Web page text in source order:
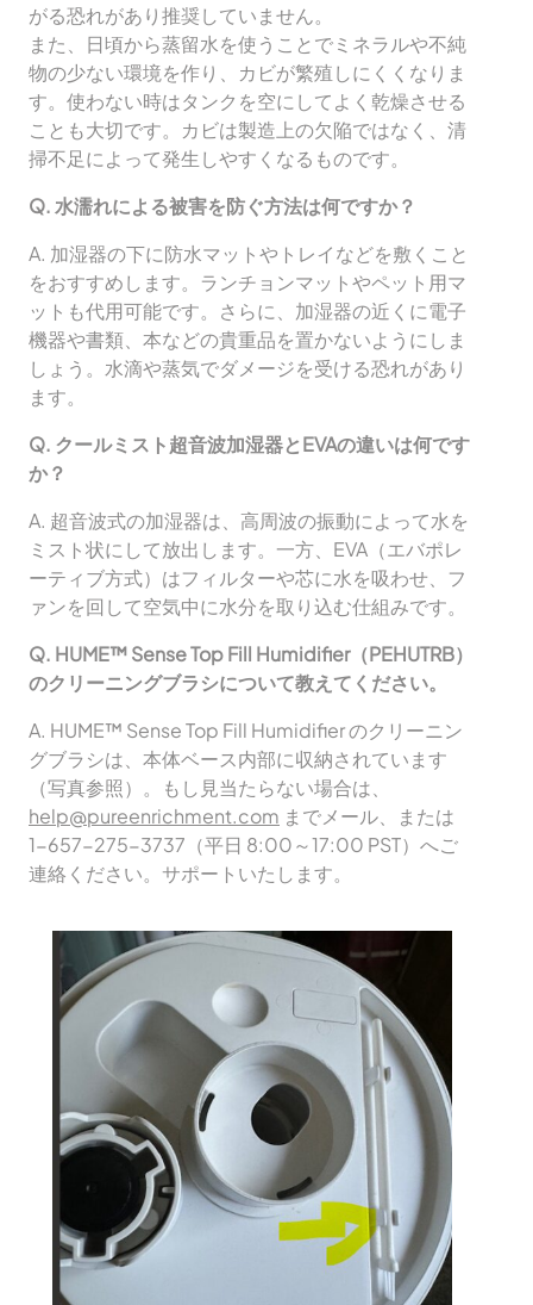
がる恐れがあり推奨していません。
また、日頃から蒸留水を使うことでミネラルや不純
物の少ない環境を作り、カビが繁殖しにくくなりま
す。使わない時はタンクを空にしてよく乾燥させる
ことも大切です。カビは製造上の欠陥ではなく、清
掃不足によって発生しやすくなるものです。
Q. 水濡れによる被害を防ぐ方法は何ですか？
A. 加湿器の下に防水マットやトレイなどを敷くこと
をおすすめします。ランチョンマットやペット用マ
ットも代用可能です。さらに、加湿器の近くに電子
機器や書類、本などの貴重品を置かないようにしま
しょう。水滴や蒸気でダメージを受ける恐れがあり
ます。
Q. クールミスト超音波加湿器とEVAの違いは何です
か？
A. 超音波式の加湿器は、高周波の振動によって水を
ミスト状にして放出します。一方、EVA（エバポレ
ーティブ方式）はフィルターや芯に水を吸わせ、フ
ァンを回して空気中に水分を取り込む仕組みです。
Q. HUME™ Sense Top Fill Humidifier（PEHUTRB）
のクリーニングブラシについて教えてください。
A. HUME™ Sense Top Fill Humidifier のクリーニン
グブラシは、本体ベース内部に収納されています
（写真参照）。もし見当たらない場合は、
help@pureenrichment.com までメール、または
1-657-275-3737（平日 8:00～17:00 PST）へご
連絡ください。サポートいたします。